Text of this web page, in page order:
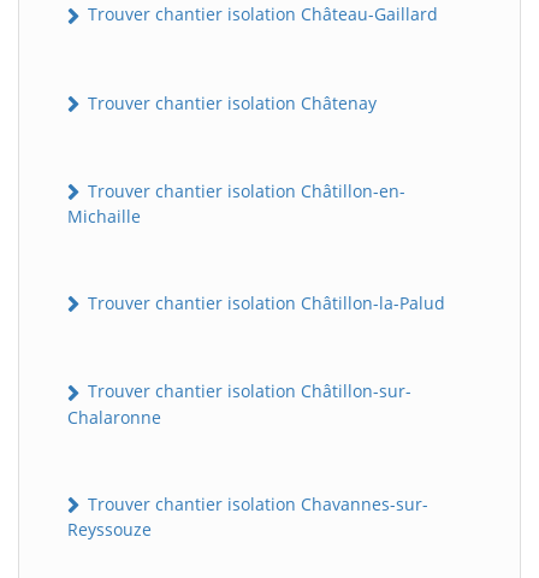
Trouver chantier isolation Château-Gaillard
Trouver chantier isolation Châtenay
Trouver chantier isolation Châtillon-en-
Michaille
Trouver chantier isolation Châtillon-la-Palud
Trouver chantier isolation Châtillon-sur-
Chalaronne
Trouver chantier isolation Chavannes-sur-
Reyssouze